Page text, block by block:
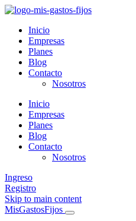
Inicio
Empresas
Planes
Blog
Contacto
Nosotros
Inicio
Empresas
Planes
Blog
Contacto
Nosotros
Ingreso
Registro
Skip to main content
MisGastosFijos